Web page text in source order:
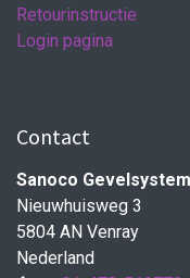
Retourinstructie
Login pagina
Contact
Sanoco
Nieuwhuisweg 3
5804 AN Venray
Nederland